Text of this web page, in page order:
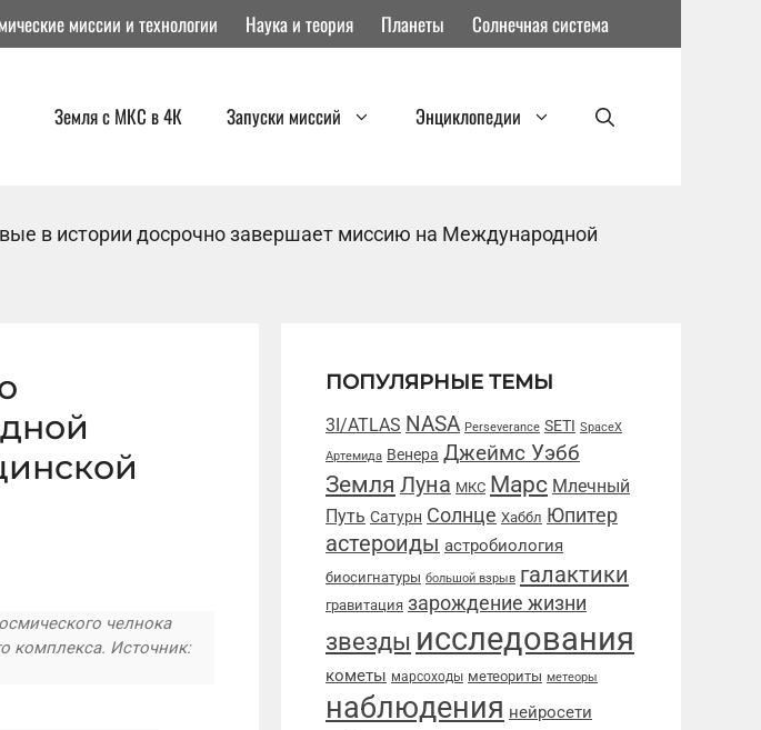
миссии и технологии Наука и теория Планеты Солнечная система
Земля с МКС в 4К Запуски миссий Энциклопедии
в истории досрочно завершает миссию на Международной
челнока
комплекса. Источник:
ПОПУЛЯРНЫЕ ТЕМЫ
3I/ATLAS NASA Perseverance SETI SpaceX
Артемида Венера Джеймс Уэбб
Земля Луна МКС Марс Млечный
Путь Сатурн Солнце Хаббл Юпитер
астероиды астробиология
биосигнатуры большой взрыв галактики
гравитация зарождение жизни
звезды исследования
кометы марсоходы метеориты метеоры
наблюдения нейросети